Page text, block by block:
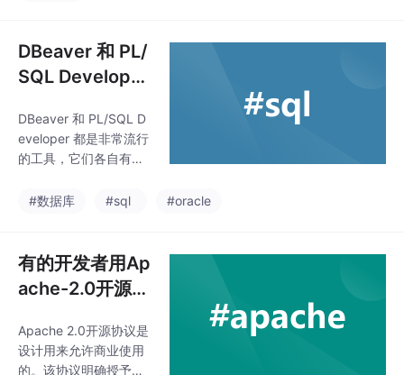
的进步和社区的发展，
D
DBeaver 和 PL/
SQL Developer
工具，它们各自
有针对 Oracle
势和局限性
DBeaver 和 PL/SQL D
eveloper 都是非常流行
的工具，它们各自有针
同优势和局限性。
#数据库 #sql #oracle
有的开发者用Ap
ache-2.0开源协
商用？合理吗
Apache 2.0开源协议是
设计用来允许商业使用
的。该协议明确授予了